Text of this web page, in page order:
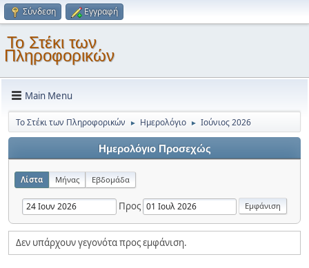
Σύνδεση Εγγραφή
Το Στέκι των
Πληροφορικών
Main Menu
Το Στέκι των Πληροφορικών ► Ημερολόγιο ► Ιούνιος 2026
Ημερολόγιο Προσεχώς
Λίστα Μήνας Εβδομάδα
Προς
Δεν υπάρχουν γεγονότα προς εμφάνιση.